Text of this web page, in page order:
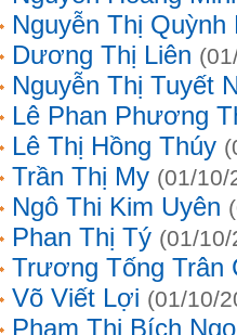
Nguyễn Thị Quỳnh
Dương Thị Liên
Nguyễn Thị Tuyết
Lê Phan Phương
Lê Thị Hồng Thúy
Trần Thị My (01/10/
Ngô Thi Kim Uyên
Phan Thị Tý (01/
Trương Tống Trân
Võ Viết Lợi (01/10/
Phạm Thị Bích